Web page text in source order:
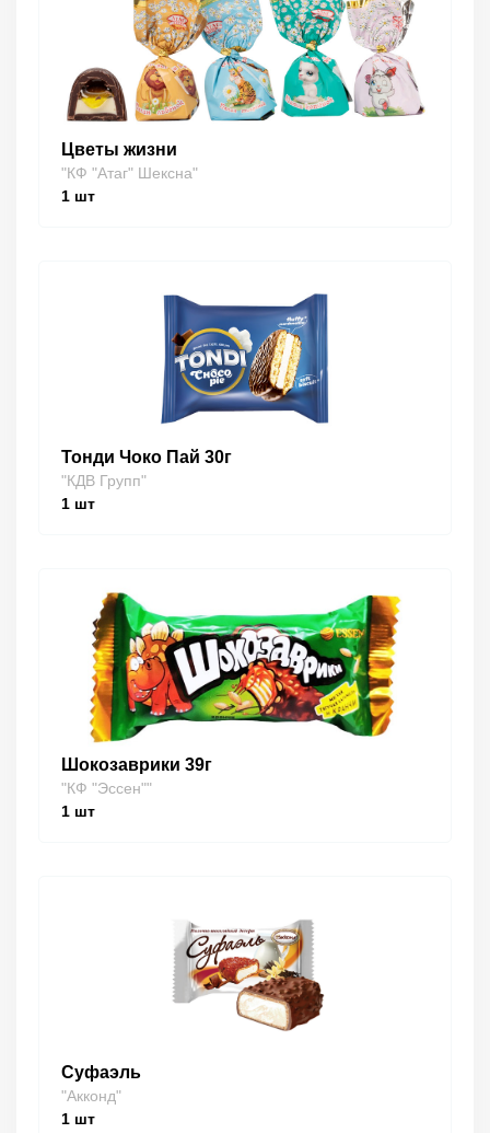
Цветы жизни
"КФ "Атаг" Шексна"
1 шт
Тонди Чоко Пай 30г
"КДВ Групп"
1 шт
Шокозаврики 39г
"КФ "Эссен""
1 шт
Суфаэль
"Акконд"
1 шт